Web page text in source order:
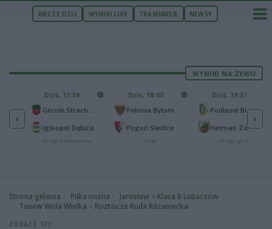
MECZE DZIŚ WYNIKI LIVE TRANSMISJE NEWSY
WYNIKI NA ŻYWO
‹
65
25
Dziś, 17:30
Igloopol Dębica
IV liga podkarpacka
Dziś, 18:00
Polonia Bytom
Pogoń Siedlce
I liga
Dziś, 19:57
Podlasie Biała Podlaska
Hetman Zamość
III liga, gr. IV
›
Strona główna Piłka nożna
Jarosław > Klasa B Lubaczów
Tanew Wola Wielka – Roztocze Ruda Różaniecka
ZOBACZ TEŻ